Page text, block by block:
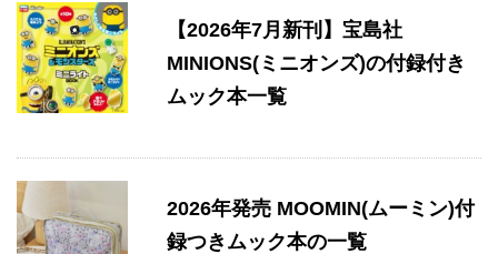
【2026年7月新刊】宝島社
MINIONS(ミニオンズ)の付録付き
ムック本一覧
2026年発売 MOOMIN(ムーミン)付
録つきムック本の一覧